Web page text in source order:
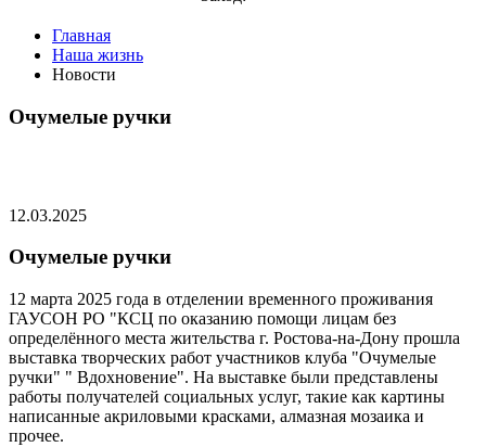
Главная
Наша жизнь
Новости
Очумелые ручки
12.03.2025
Очумелые ручки
12 марта 2025 года в отделении временного проживания
ГАУСОН РО "КСЦ по оказанию помощи лицам без
определённого места жительства г. Ростова-на-Дону прошла
выставка творческих работ участников клуба "Очумелые
ручки" " Вдохновение". На выставке были представлены
работы получателей социальных услуг, такие как картины
написанные акриловыми красками, алмазная мозаика и
прочее.